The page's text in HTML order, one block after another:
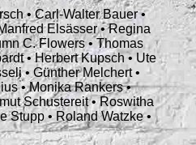
• Carl-Walter Bauer •
Elsässer • Regina
C. Flowers • Thomas
• Herbert Kupsch • Ute
• Günther Melchert •
• Monika Rankers •
Schustereit • Roswitha
Stupp • Roland Watzke •